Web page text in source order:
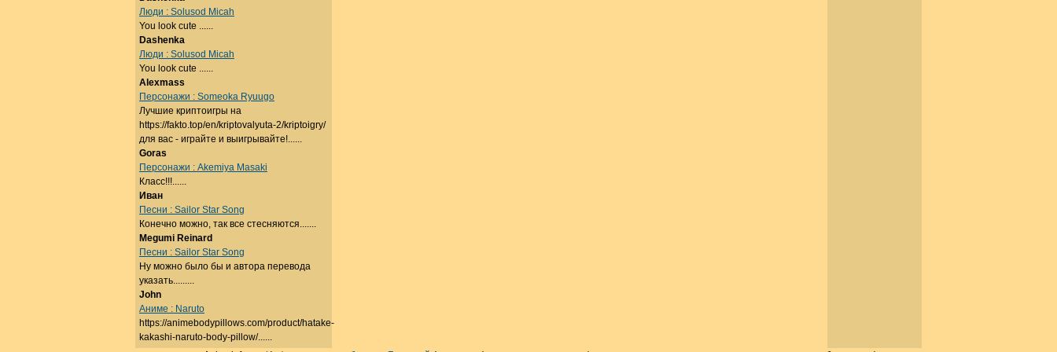
Люди : Solusod Micah
You look cute ......
Dashenka
Люди : Solusod Micah
You look cute ......
Alexmass
Персонажи : Someoka Ryuugo
Лучшие криптоигры на
https://fakto.top/en/kriptovalyuta-2/kriptoigry/
для вас - играйте и выигрывайте!......
Goras
Персонажи : Akemiya Masaki
Класс!!!......
Иван
Песни : Sailor Star Song
Конечно можно, так все стесняются.......
Megumi Reinard
Песни : Sailor Star Song
Ну можно было бы и автора перевода
указать.........
John
Аниме : Naruto
https://animebodypillows.com/product/hatake-
kakashi-naruto-body-pillow/......